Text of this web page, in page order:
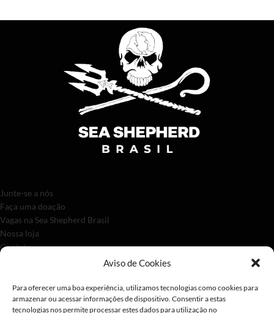
Aviso de Cookies
Para oferecer uma boa experiência, utilizamos tecnologias como cookies para
armazenar ou acessar informações de dispositivo. Consentir a estas
tecnologias nos permite processar estes dados para utilização no
Junte-se a nós
Faça uma doação
Vagas na Sea Shepherd Brasil
Nossa loja
Contato